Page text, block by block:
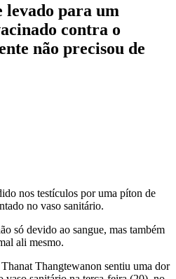
levado para um
contra o
não precisou de
nos testículos por uma píton de
no vaso sanitário.
só devido ao sangue, mas também
ali mesmo.
Thangtewanon sentiu uma dor